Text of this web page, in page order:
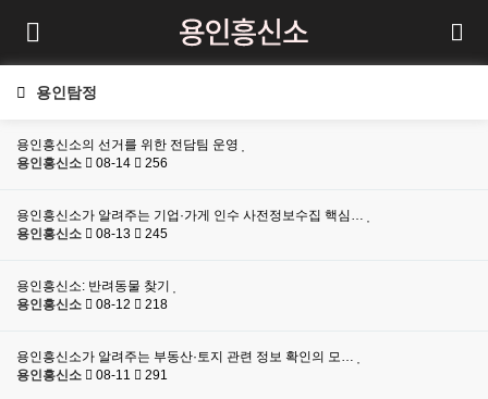
용인탐정
용인흥신소의 선거를 위한 전담팀 운영
용인흥신소
08-14 256
용인흥신소가 알려주는 기업·가게 인수 사전정보수집 핵심…
용인흥신소
08-13 245
용인흥신소: 반려동물 찾기
용인흥신소
08-12 218
용인흥신소가 알려주는 부동산·토지 관련 정보 확인의 모…
용인흥신소
08-11 291